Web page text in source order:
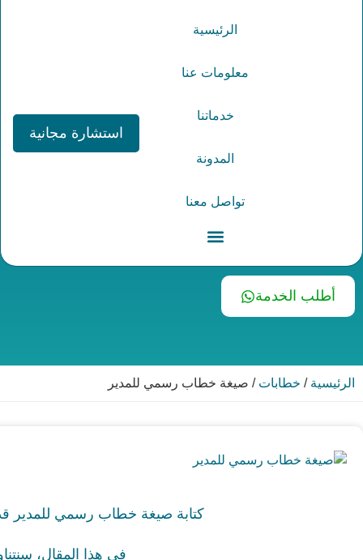
الرئيسية
معلومات عنا
خدماتنا
المدونة
تواصل معنا
استشارة مجانية
صيغة خطاب
رسمي للمدير
أطلب الخدمة
الرئيسية / خطابات / صيغة خطاب رسمي للمدير
كتابة صيغة خطاب رسمي للمدير
في هذا المقال،